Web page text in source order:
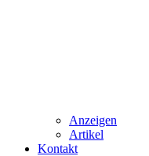
Anzeigen
Artikel
Kontakt